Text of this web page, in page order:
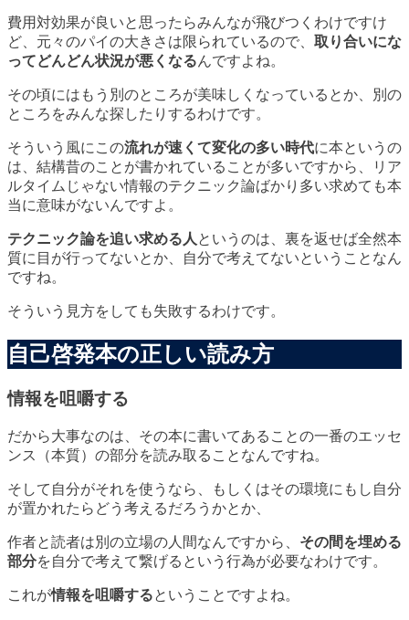
費用対効果が良いと思ったらみんなが飛びつくわけですけ
ど、元々のパイの大きさは限られているので、 取り合いにな
ってどんどん状況が悪くなるんですよね。
その頃にはもう別のところが美味しくなっているとか、別の
ところをみんな探したりするわけです。
そういう風にこの流れが速くて変化の多い時代に本というの
は、結構昔のことが書かれていることが多いですから、リア
ルタイムじゃない情報のテクニック論ばかり多い求めても本
当に意味がないんですよ。
テクニック論を追い求める人 というのは、裏を返せば全然本
質に目が行ってないとか、自分で考えてないということ なん
ですね。
そういう見方をしても失敗するわけです。
自己啓発本の正しい読み方
情報を咀嚼する
だから大事なのは、その本に書いてあることの一番のエッセ
ンス（本質）の部分を読み取ること なんですね。
そして自分がそれを使うなら、もしくはその環境にもし自分
が置かれたらどう考えるだろうかとか、
作者と読者は別の立場の人間なんですから、 その間を埋める
部分を自分で考えて繋げるという行為が必要なわけです。
これが情報を咀嚼するということですよね。